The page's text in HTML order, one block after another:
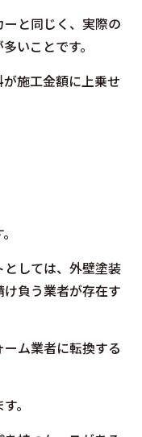
と同じく、実際の
いことです。
施工金額に上乗せ
しては、外壁塗装
負う業者が存在す
ム業者に転換する
。